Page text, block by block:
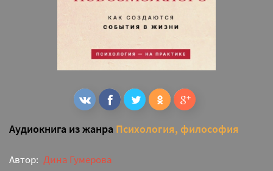
Аудиокнига из жанра Психология, философия
Автор: Дина Гумерова